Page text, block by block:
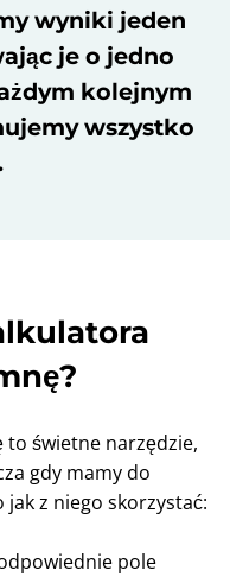
wyniki jeden
je o jedno
kolejnym
wszystko
świetne narzędzie,
gdy mamy do
z niego skorzystać:
pole